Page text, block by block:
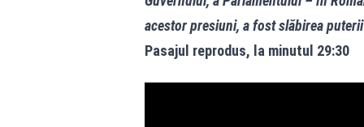
acestor presiuni, a fost slăbirea
Pasajul reprodus, la minutul 29:30